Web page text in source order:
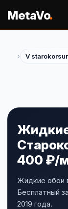
MetaVo.
› V
400 ₽/
Жидкие обои
Бесплатный
2019 года.